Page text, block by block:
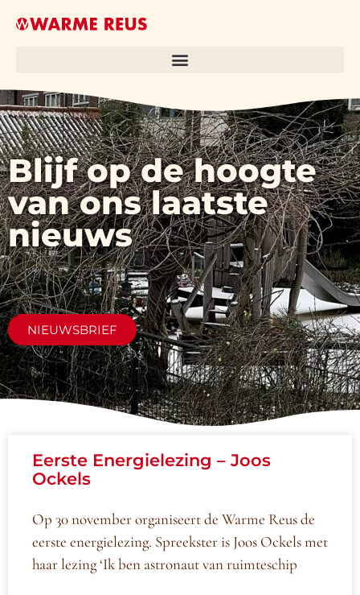
Blijf op de hoogte
van ons laatste
nieuws
NIEUWSBRIEF
Eerste Energielezing – Joos
Ockels
Op 30 november organiseert de Warme Reus de
eerste energielezing. Spreekster is Joos Ockels met
haar lezing ‘Ik ben astronaut van ruimteschip